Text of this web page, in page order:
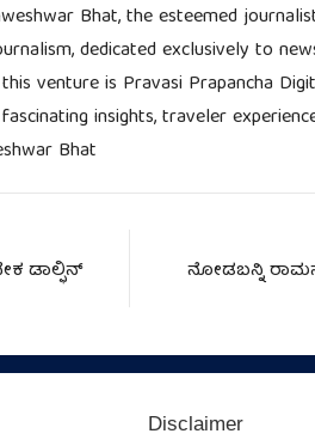
Bhat, the esteemed
dedicated exclusively to
venture is Pravasi Prapancha
insights, traveler
Bhat
ಡಾಲ್ಫಿನ್‌
ನೋಡಬನ್ನಿ
Disclaimer